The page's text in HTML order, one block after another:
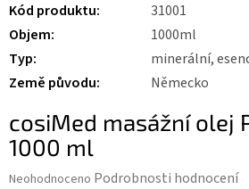
Kód produktu:
31001
Objem:
1000ml
Typ:
minerální,
Země původu: Německo
cosiMed masážní olej
1000 ml
Průměrné
Neohodnoceno Podrobnosti hodnocení